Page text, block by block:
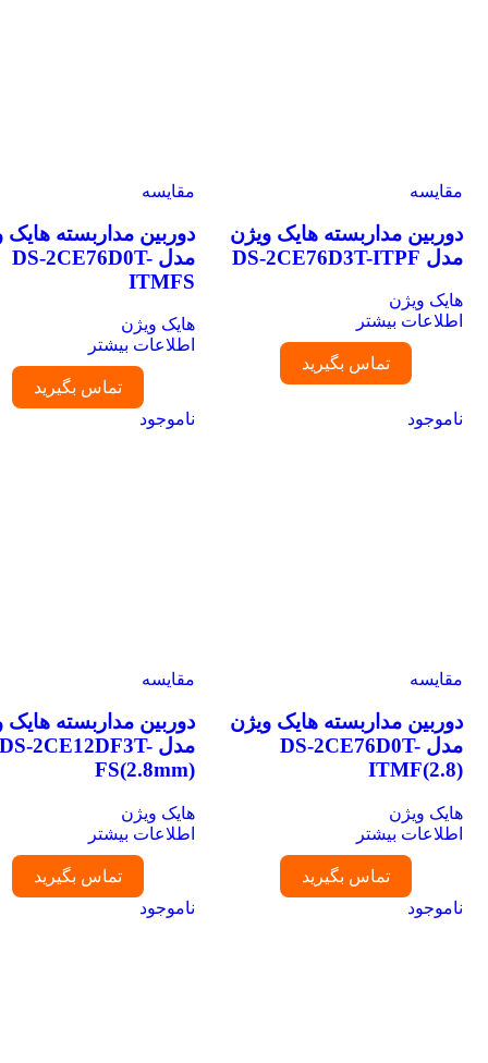
مقایسه
دوربین مداربسته هایک ویژن
مدل DS-2CE76D3T-ITPF
هایک ویژن
اطلاعات بیشتر
تماس بگیرید
مقایسه
دوربین مداربسته هایک
مدل DS-2CE76D0T-
ITMFS
هایک ویژن
اطلاعات بیشتر
تماس بگیرید
ناموجود
مقایسه
دوربین مداربسته هایک ویژن
مدل DS-2CE76D0T-
ITMF(2.8)
هایک ویژن
اطلاعات بیشتر
تماس بگیرید
ناموجود
مقایسه
دوربین مداربسته هایک
مدل DS-2CE12DF3T-
FS(2.8mm)
هایک ویژن
اطلاعات بیشتر
تماس بگیرید
ناموجود
ناموجود